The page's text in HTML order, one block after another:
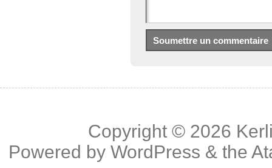
Copyright © 2026
Powered by WordPress & the